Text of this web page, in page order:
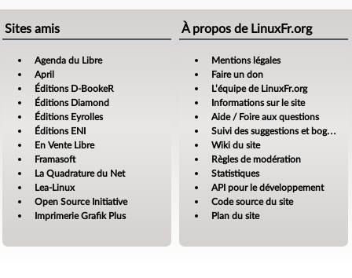
Sites amis
Agenda du Libre
April
Éditions D-BookeR
Éditions Diamond
Éditions Eyrolles
Éditions ENI
En Vente Libre
Framasoft
La Quadrature du Net
Lea-Linux
Open Source Initiative
Imprimerie Grafik Plus
À propos de LinuxFr.org
Mentions légales
Faire un don
L’équipe de LinuxFr.org
Informations sur le site
Aide / Foire aux questions
Suivi des suggestions et bogues
Wiki du site
Règles de modération
Statistiques
API pour le développement
Code source du site
Plan du site